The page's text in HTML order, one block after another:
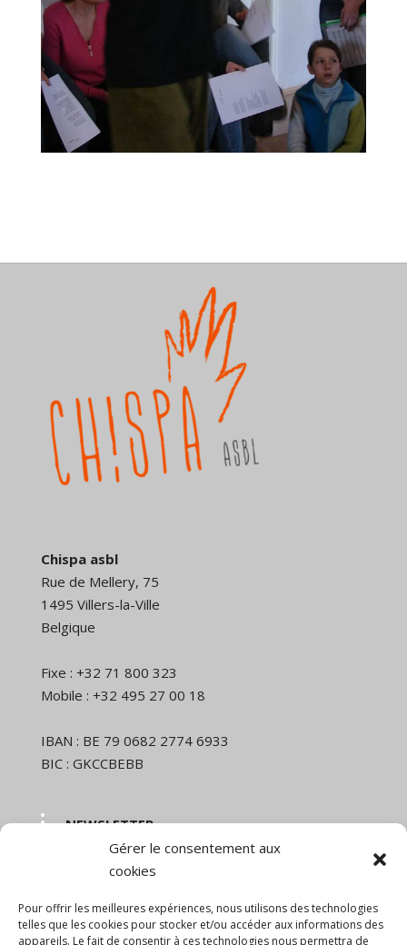
Gérer le consentement aux
cookies
Pour offrir les meilleures expériences, nous utilisons des technologies
telles que les cookies pour stocker et/ou accéder aux informations des
appareils. Le fait de consentir à ces technologies nous permettra de
Chispa asbl
Rue de Mellery, 75
1495 Villers-la-Ville
Belgique
Fixe : +32 71 800 323
Mobile : +32 495 27 00 18
IBAN : BE 79 0682 2774 6933
BIC : GKCCBEBB
NEWSLETTER
Nom et prénom
Email